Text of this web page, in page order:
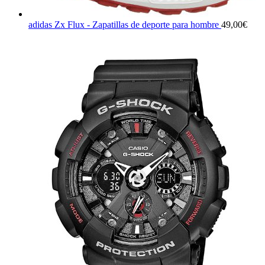
adidas Zx Flux - Zapatillas de deporte para hombre 49,00€